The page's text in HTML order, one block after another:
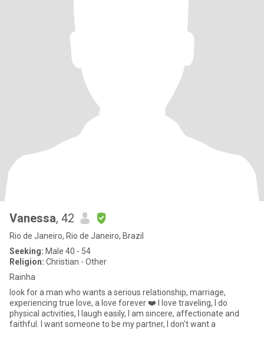
Vanessa, 42
Rio de Janeiro, Rio de Janeiro, Brazil
Seeking: Male 40 - 54
Religion: Christian - Other
Rainha
look for a man who wants a serious relationship, marriage,
experiencing true love, a love forever ❤️ I love traveling, I do
physical activities, I laugh easily, I am sincere, affectionate and
faithful. I want someone to be my partner, I don't want a